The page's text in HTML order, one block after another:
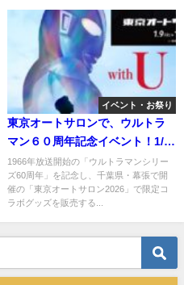
イベント・お祭り
東京オートサロンで、ウルトラ
マン６０周年記念イベント！1/9
日～
1966年放送開始の「ウルトラマンシリー
ズ60周年」を記念し、千葉県・幕張で開
催の「東京オートサロン2026」で限定コ
ラボグッズを販売する...